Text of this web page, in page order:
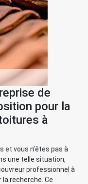
de
pour la
à
et vous n’êtes pas à
une telle situation,
professionnel à
la recherche. Ce